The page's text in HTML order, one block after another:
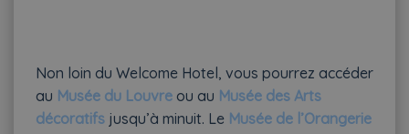
Non loin du Welcome Hotel, vous pourrez accéder
au Musée du Louvre ou au Musée des Arts
décoratifs jusqu’à minuit. Le Musée de l’Orangerie